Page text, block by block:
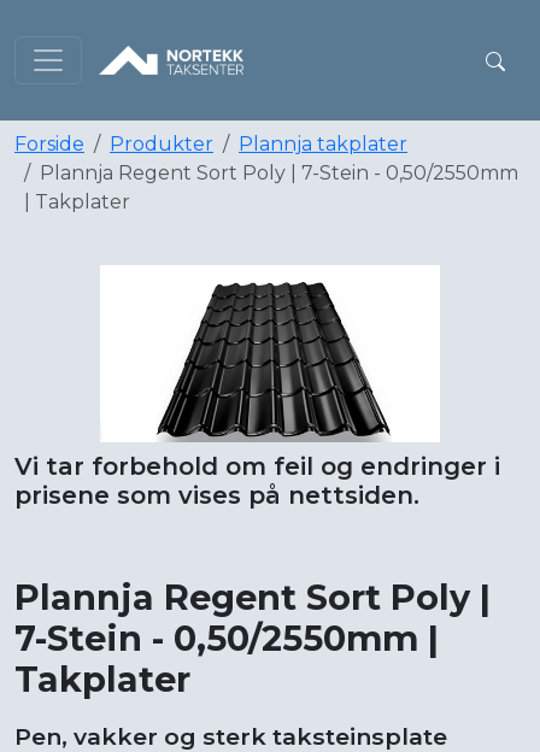
Forside Produkter
Plannja takplater
Plannja Regent Sort Poly | 7-Stein - 0,50/2550mm
| Takplater
Vi tar forbehold om feil og endringer i
prisene som vises på nettsiden.
Plannja Regent Sort Poly |
7-Stein - 0,50/2550mm |
Takplater
Pen, vakker og sterk taksteinsplate